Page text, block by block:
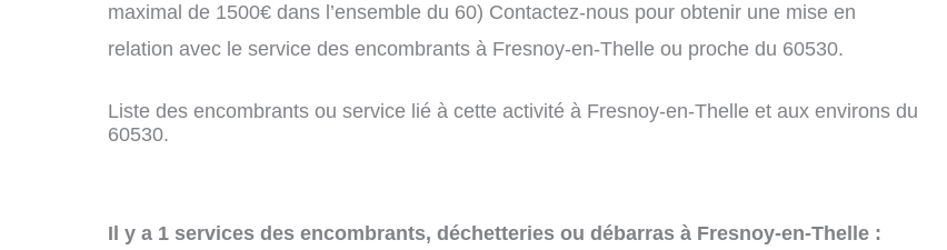
maximal de 1500€ dans l’ensemble du 60) Contactez-nous pour obtenir une mise en
relation avec le service des encombrants à Fresnoy-en-Thelle ou proche du 60530.
Liste des encombrants ou service lié à cette activité à Fresnoy-en-Thelle et aux environs du
60530.
Il y a 1 services des encombrants, déchetteries ou débarras à Fresnoy-en-Thelle :